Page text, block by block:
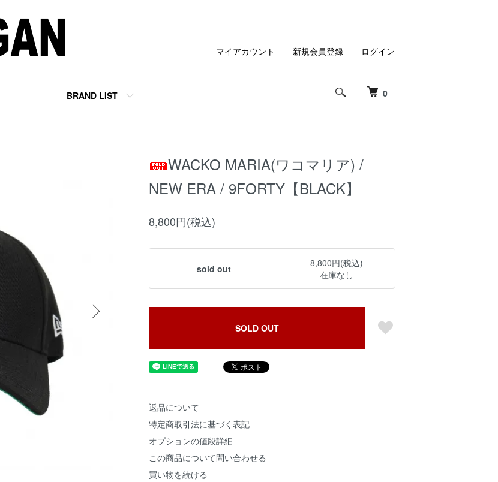
0
BRAND LIST
マイアカウント 新規会員登録 ログイン
WACKO MARIA(ワコマリア) /
NEW ERA / 9FORTY【BLACK】
8,800円(税込)
sold out
8,800円(税込)
在庫なし
SOLD OUT
返品について
特定商取引法に基づく表記
オプションの値段詳細
この商品について問い合わせる
買い物を続ける